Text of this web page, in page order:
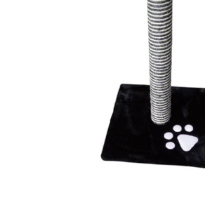
SAVANNAH
Login for at se